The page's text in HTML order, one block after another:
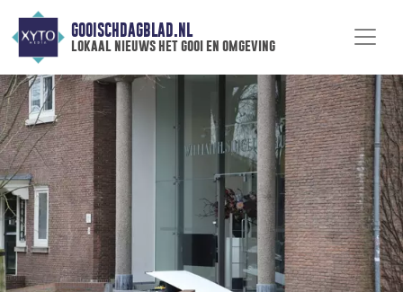
GOOISCHDAGBLAD.NL
lokaal nieuws het gooi en omgeving